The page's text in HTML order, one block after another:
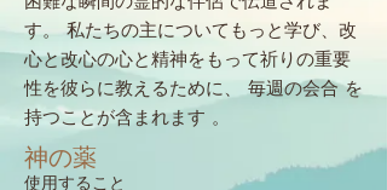
す。
私たちの主についてもっと学び、改
心と改心の心と精神をもって祈りの重要
性を彼らに教えるために、
毎週の会合 を
持つことが含まれます 。
神の薬
使用すること